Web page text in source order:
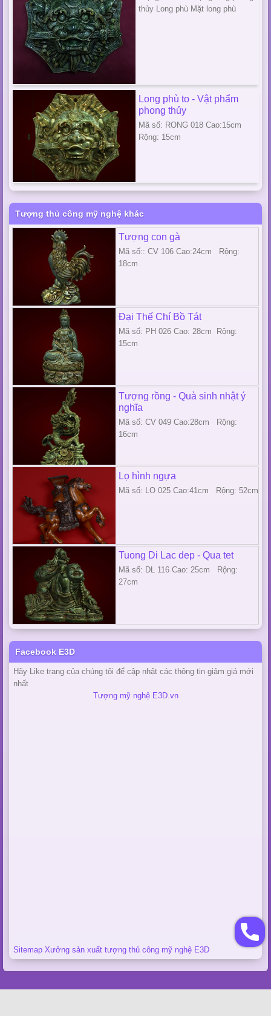
thủy Long phù Mặt long phù
Long phù to - Vật phẩm
phong thủy
Mã số: RONG 018 Cao:15cm
Rộng: 15cm
Tượng thủ công mỹ nghệ khác
Tượng con gà
Mã số:: CV 106 Cao:24cm Rộng:
18cm
Đại Thế Chí Bồ Tát
Mã số: PH 026 Cao: 28cm Rộng:
15cm
Tượng rồng - Quà sinh nhật ý
nghĩa
Mã số: CV 049 Cao:28cm Rộng:
16cm
Lọ hình ngựa
Mã số: LO 025 Cao:41cm Rộng: 52cm
Tuong Di Lac dep - Qua tet
Mã số: DL 116 Cao: 25cm Rộng:
27cm
Facebook E3D
Hãy Like trang của chúng tôi để cập nhật các thông tin giảm giá mới
nhất
Tượng mỹ nghệ E3D.vn
Sitemap Xưởng sản xuất tượng thủ công mỹ nghệ E3D